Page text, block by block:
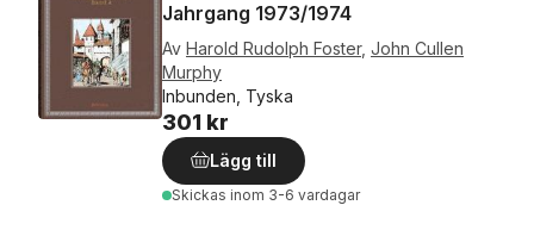
Jahrgang 1973/1974
Av Harold Rudolph Foster, John Cullen
Murphy
Inbunden, Tyska
301 kr
Lägg till
Skickas inom 3-6 vardagar